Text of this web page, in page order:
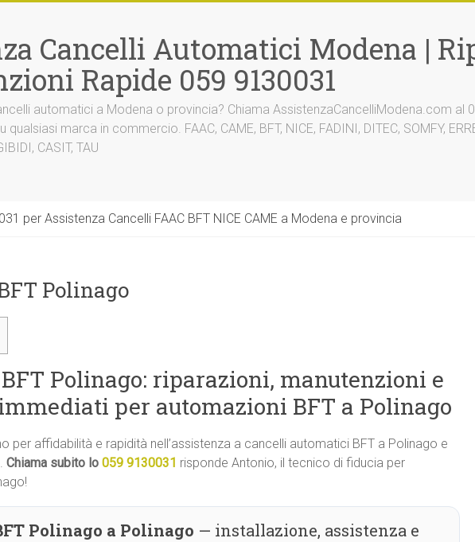
Cancelli Automatici Modena |
Rapide 059 9130031
automatici a Modena o provincia? Chiama AssistenzaCancelliModena.com al
marca in commercio. FAAC, CAME, BFT, NICE, FADINI, DITEC, SOMFY,
CASIT, TAU
per Assistenza Cancelli FAAC BFT NICE CAME a Modena e provincia
Polinago
Polinago: riparazioni, manutenzioni e
per automazioni BFT a Polinago
per affidabilità e rapidità nell’assistenza a cancelli automatici BFT a Polinago e
Chiama subito lo 059 9130031 risponde Antonio, il tecnico di fiducia per
Polinago a Polinago — installazione, assistenza e